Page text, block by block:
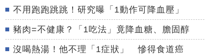
不用跑跑跳跳！研究曝「1動作可降血壓」
豬肉=不健康？「1吃法」竟降血糖、膽固醇
沒喝熱湯！他不理「1症狀」 慘得食道癌